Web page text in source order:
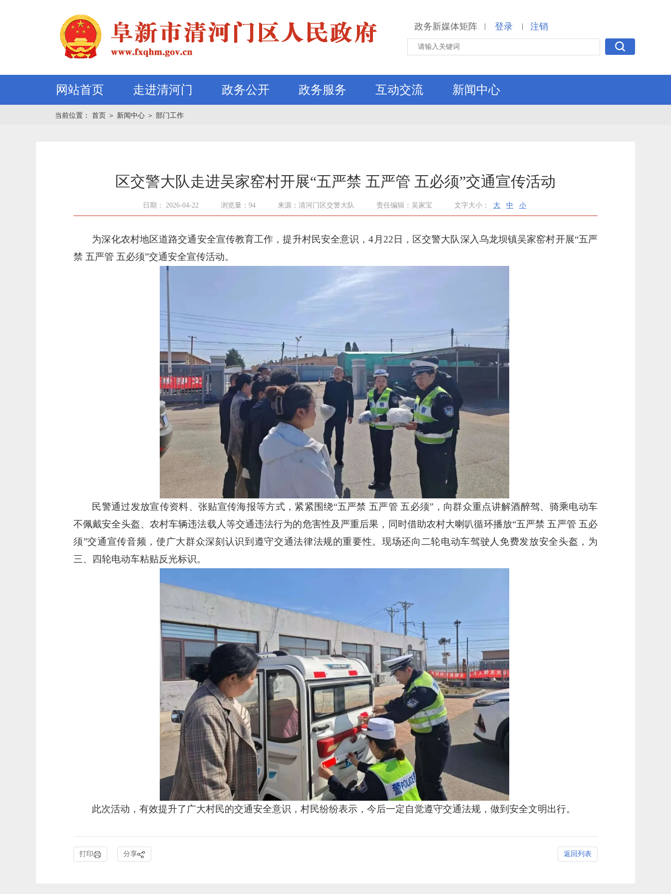
政务新媒体矩阵 | 登录 | 注销
网站首页 走进清河门 政务公开 政务服务 互动交流 新闻中心
当前位置： 首页 ＞ 新闻中心 ＞ 部门工作
区交警大队走进吴家窑村开展“五严禁 五严管 五必须”交通宣传活动
日期： 2026-04-22 浏览量：94 来源：清河门区交警大队 责任编辑：吴家宝 文字大小： 大 中 小
为深化农村地区道路交通安全宣传教育工作，提升村民安全意识，4 月 22 日，区交警大队深入乌龙坝镇吴家窑村开展“五严
禁 五严管 五必须”交通安全宣传活动。
民警通过发放宣传资料、张贴宣传海报等方式，紧紧围绕“五严禁 五严管 五必须”，向群众重点讲解酒醉驾、骑乘电动车
不佩戴安全头盔、农村车辆违法载人等交通违法行为的危害性及严重后果，同时借助农村大喇叭循环播放“五严禁 五严管 五必
须”交通宣传音频，使广大群众深刻认识到遵守交通法律法规的重要性。现场还向二轮电动车驾驶人免费发放安全头盔，为
三、四轮电动车粘贴反光标识。
此次活动，有效提升了广大村民的交通安全意识，村民纷纷表示，今后一定自觉遵守交通法规，做到安全文明出行。
打印 分享 返回列表